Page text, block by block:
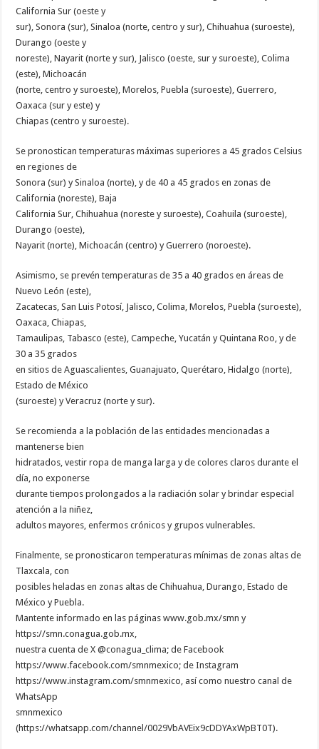
California Sur (oeste y
sur), Sonora (sur), Sinaloa (norte, centro y sur), Chihuahua (suroeste),
Durango (oeste y
noreste), Nayarit (norte y sur), Jalisco (oeste, sur y suroeste), Colima
(este), Michoacán
(norte, centro y suroeste), Morelos, Puebla (suroeste), Guerrero,
Oaxaca (sur y este) y
Chiapas (centro y suroeste).
Se pronostican temperaturas máximas superiores a 45 grados Celsius
en regiones de
Sonora (sur) y Sinaloa (norte), y de 40 a 45 grados en zonas de
California (noreste), Baja
California Sur, Chihuahua (noreste y suroeste), Coahuila (suroeste),
Durango (oeste),
Nayarit (norte), Michoacán (centro) y Guerrero (noroeste).
Asimismo, se prevén temperaturas de 35 a 40 grados en áreas de
Nuevo León (este),
Zacatecas, San Luis Potosí, Jalisco, Colima, Morelos, Puebla (suroeste),
Oaxaca, Chiapas,
Tamaulipas, Tabasco (este), Campeche, Yucatán y Quintana Roo, y de
30 a 35 grados
en sitios de Aguascalientes, Guanajuato, Querétaro, Hidalgo (norte),
Estado de México
(suroeste) y Veracruz (norte y sur).
Se recomienda a la población de las entidades mencionadas a
mantenerse bien
hidratados, vestir ropa de manga larga y de colores claros durante el
día, no exponerse
durante tiempos prolongados a la radiación solar y brindar especial
atención a la niñez,
adultos mayores, enfermos crónicos y grupos vulnerables.
Finalmente, se pronosticaron temperaturas mínimas de zonas altas de
Tlaxcala, con
posibles heladas en zonas altas de Chihuahua, Durango, Estado de
México y Puebla.
Mantente informado en las páginas www.gob.mx/smn y
https://smn.conagua.gob.mx,
nuestra cuenta de X @conagua_clima; de Facebook
https://www.facebook.com/smnmexico; de Instagram
https://www.instagram.com/smnmexico, así como nuestro canal de
WhatsApp
smnmexico
(https://whatsapp.com/channel/0029VbAVEix9cDDYAxWpBT0T).